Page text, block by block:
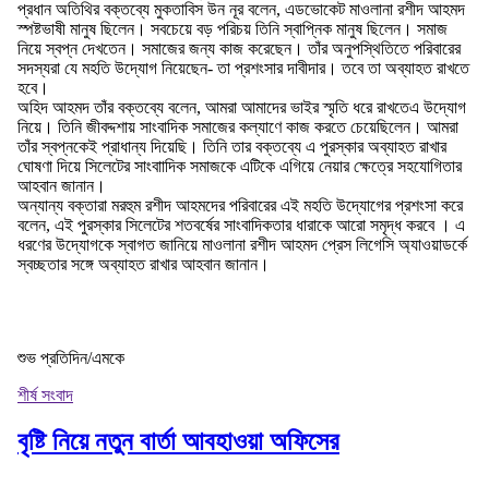
প্রধান অতিথির বক্তব্যে মুকতাবিস উন নূর বলেন, এডভোকেট মাওলানা রশীদ আহমদ
স্পষ্টভাষী মানুষ ছিলেন। সবচেয়ে বড় পরিচয় তিনি স্বাপ্নিক মানুষ ছিলেন। সমাজ
নিয়ে স্বপ্ন দেখতেন। সমাজের জন্য কাজ করেছেন। তাঁর অনুপস্থিতিতে পরিবারের
সদস্যরা যে মহতি উদ্যোগ নিয়েছেন- তা প্রশংসার দাবীদার। তবে তা অব্যাহত রাখতে
হবে।
অহিদ আহমদ তাঁর বক্তব্যে বলেন, আমরা আমাদের ভাইর স্মৃতি ধরে রাখতেএ উদ্যোগ
নিয়ে। তিনি জীবদ্দশায় সাংবাদিক সমাজের কল্যাণে কাজ করতে চেয়েছিলেন। আমরা
তাঁর স্বপ্নকেই প্রাধান্য দিয়েছি। তিনি তার বক্তব্যে এ পুরস্কার অব্যাহত রাখার
ঘোষণা দিয়ে সিলেটের সাংবাাদিক সমাজকে এটিকে এগিয়ে নেয়ার ক্ষেত্রে সহযোগিতার
আহবান জানান।
অন্যান্য বক্তারা মরহুম রশীদ আহমদের পরিবারের এই মহতি উদ্যোগের প্রশংসা করে
বলেন, এই পুরস্কার সিলেটের শতবর্ষের সাংবাদিকতার ধারাকে আরো সমৃদ্ধ করবে । এ
ধরণের উদ্যোগকে স্বাগত জানিয়ে মাওলানা রশীদ আহমদ প্রেস লিগেসি অ্যাওয়াডর্কে
স্বচ্ছতার সঙ্গে অব্যাহত রাখার আহবান জানান।
শুভ প্রতিদিন/এমকে
শীর্ষ সংবাদ
বৃষ্টি নিয়ে নতুন বার্তা আবহাওয়া অফিসের